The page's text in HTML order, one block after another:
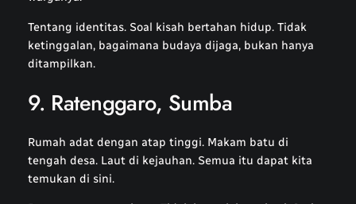
Tentang identitas. Soal kisah bertahan hidup. Tidak
ketinggalan, bagaimana budaya dijaga, bukan hanya
ditampilkan.
9. Ratenggaro, Sumba
Rumah adat dengan atap tinggi. Makam batu di
tengah desa. Laut di kejauhan. Semua itu dapat kita
temukan di sini.